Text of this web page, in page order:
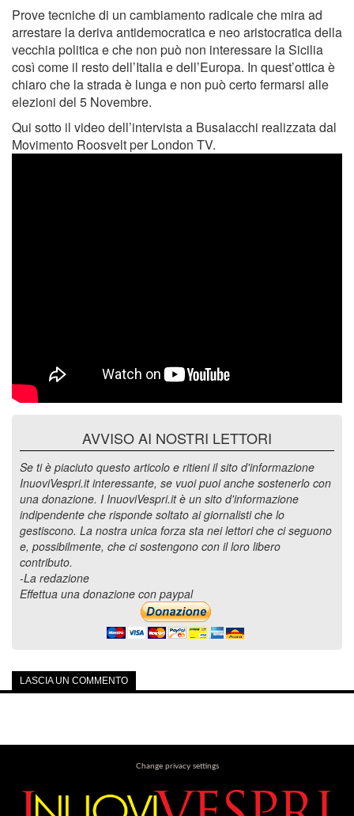
Prove tecniche di un cambiamento radicale che mira ad
arrestare la deriva antidemocratica e neo aristocratica della
vecchia politica e che non può non interessare la Sicilia
così come il resto dell’Italia e dell’Europa. In quest’ottica è
chiaro che la strada è lunga e non può certo fermarsi alle
elezioni del 5 Novembre.
Qui sotto il video dell’intervista a Busalacchi realizzata dal
Movimento Roosvelt per London TV.
AVVISO AI NOSTRI LETTORI
Se ti è piaciuto questo articolo e ritieni il sito d'informazione
InuoviVespri.it interessante, se vuoi puoi anche sostenerlo con
una donazione. I InuoviVespri.it è un sito d'informazione
indipendente che risponde soltato ai giornalisti che lo
gestiscono. La nostra unica forza sta nei lettori che ci seguono
e, possibilmente, che ci sostengono con il loro libero
contributo.
-La redazione
Effettua una donazione con paypal
LASCIA UN COMMENTO
Change privacy settings